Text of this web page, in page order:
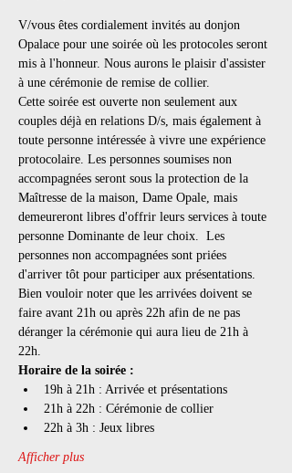
V/vous êtes cordialement invités au donjon
Opalace pour une soirée où les protocoles seront
mis à l'honneur. Nous aurons le plaisir d'assister
à une cérémonie de remise de collier.
Cette soirée est ouverte non seulement aux
couples déjà en relations D/s, mais également à
toute personne intéressée à vivre une expérience
protocolaire. Les personnes soumises non
accompagnées seront sous la protection de la
Maîtresse de la maison, Dame Opale, mais
demeureront libres d'offrir leurs services à toute
personne Dominante de leur choix.  Les
personnes non accompagnées sont priées
d'arriver tôt pour participer aux présentations.
Bien vouloir noter que les arrivées doivent se
faire avant 21h ou après 22h afin de ne pas
déranger la cérémonie qui aura lieu de 21h à
22h.
Horaire de la soirée :
19h à 21h : Arrivée et présentations
21h à 22h : Cérémonie de collier
22h à 3h : Jeux libres
Afficher plus